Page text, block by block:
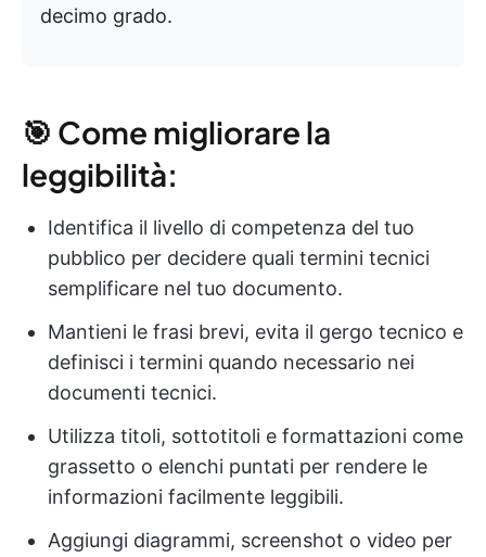
decimo grado.
🎯 Come migliorare la
leggibilità:
Identifica il livello di competenza del tuo
pubblico per decidere quali termini tecnici
semplificare nel tuo documento.
Mantieni le frasi brevi, evita il gergo tecnico e
definisci i termini quando necessario nei
documenti tecnici.
Utilizza titoli, sottotitoli e formattazioni come
grassetto o elenchi puntati per rendere le
informazioni facilmente leggibili.
Aggiungi diagrammi, screenshot o video per